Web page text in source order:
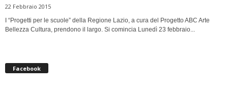
22 Febbraio 2015
I “Progetti per le scuole” della Regione Lazio, a cura del Progetto ABC Arte
Bellezza Cultura, prendono il largo. Si comincia Lunedì 23 febbraio...
Facebook